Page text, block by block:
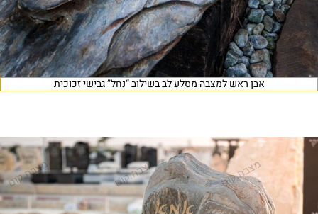
אבן ראש למצבה מסלע לב בשילוב “נחל” גבישי זכוכית